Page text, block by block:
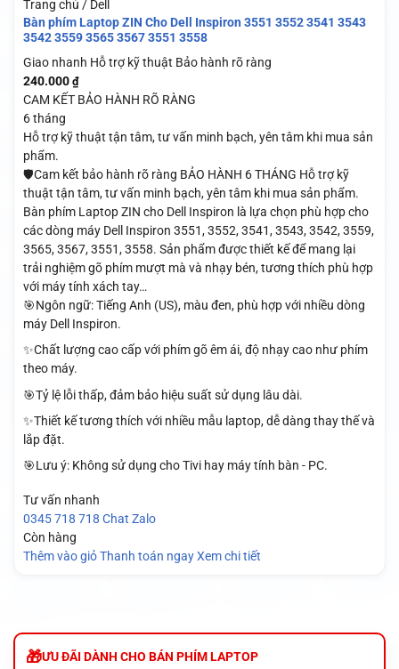
Trang chủ / Dell
Bàn phím Laptop ZIN Cho Dell Inspiron 3551 3552 3541 3543
3542 3559 3565 3567 3551 3558
Giao nhanh Hỗ trợ kỹ thuật Bảo hành rõ ràng
240.000 ₫
CAM KẾT BẢO HÀNH RÕ RÀNG
6 tháng
Hỗ trợ kỹ thuật tận tâm, tư vấn minh bạch, yên tâm khi mua sản
phẩm.
🛡️Cam kết bảo hành rõ ràng BẢO HÀNH 6 THÁNG Hỗ trợ kỹ
thuật tận tâm, tư vấn minh bạch, yên tâm khi mua sản phẩm.
Bàn phím Laptop ZIN cho Dell Inspiron là lựa chọn phù hợp cho
các dòng máy Dell Inspiron 3551, 3552, 3541, 3543, 3542, 3559,
3565, 3567, 3551, 3558. Sản phẩm được thiết kế để mang lại
trải nghiệm gõ phím mượt mà và nhạy bén, tương thích phù hợp
với máy tính xách tay…
🎯Ngôn ngữ: Tiếng Anh (US), màu đen, phù hợp với nhiều dòng
máy Dell Inspiron.
✨Chất lượng cao cấp với phím gõ êm ái, độ nhạy cao như phím
theo máy.
🎯Tỷ lệ lỗi thấp, đảm bảo hiệu suất sử dụng lâu dài.
✨Thiết kế tương thích với nhiều mẫu laptop, dễ dàng thay thế và
lắp đặt.
🎯Lưu ý: Không sử dụng cho Tivi hay máy tính bàn - PC.
Tư vấn nhanh
0345 718 718 Chat Zalo
Còn hàng
Thêm vào giỏ Thanh toán ngay Xem chi tiết
ƯU ĐÃI DÀNH CHO BÁN PHÍM LAPTOP